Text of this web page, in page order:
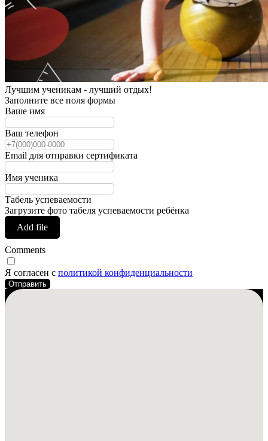
Лучшим ученикам - лучший отдых!
Заполните все поля формы
Ваше имя
Ваш телефон
Email для отправки сертификата
Имя ученика
Табель успеваемости
Загрузите фото табеля успеваемости ребёнка
Add file
Comments
Я согласен с политикой конфиденциальности
Отправить